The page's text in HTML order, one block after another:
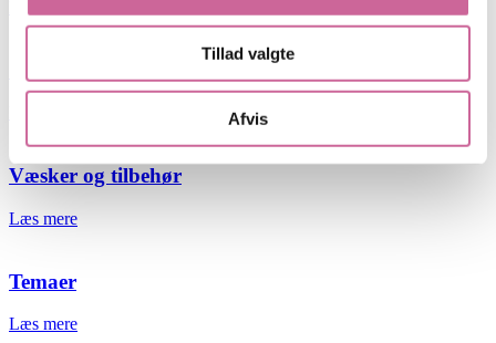
Tillad valgte
Afvis
Væsker og tilbehør
Læs mere
Temaer
Læs mere